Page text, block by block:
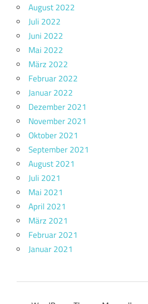
August 2022
Juli 2022
Juni 2022
Mai 2022
März 2022
Februar 2022
Januar 2022
Dezember 2021
November 2021
Oktober 2021
September 2021
August 2021
Juli 2021
Mai 2021
April 2021
März 2021
Februar 2021
Januar 2021